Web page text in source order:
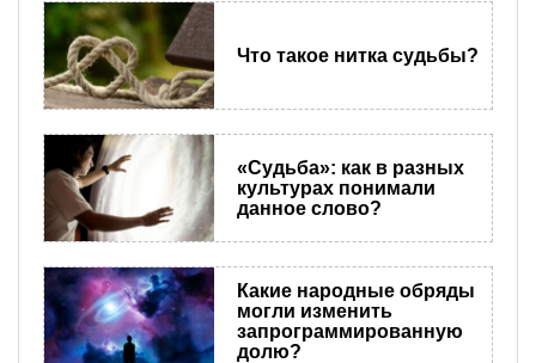
Что такое нитка судьбы?
«Судьба»: как в разных
культурах понимали
данное слово?
Какие народные обряды
могли изменить
запрограммированную
долю?